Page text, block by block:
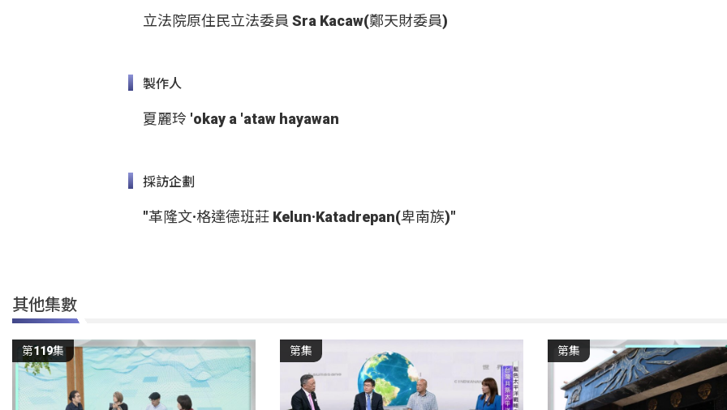
立法院原住民立法委員 Sra Kacaw(鄭天財委員)
製作人
夏麗玲 'okay a 'ataw hayawan
採訪企劃
"革隆文·格達德班莊 Kelun·Katadrepan(卑南族)"
其他集數
第119集 第集 第集